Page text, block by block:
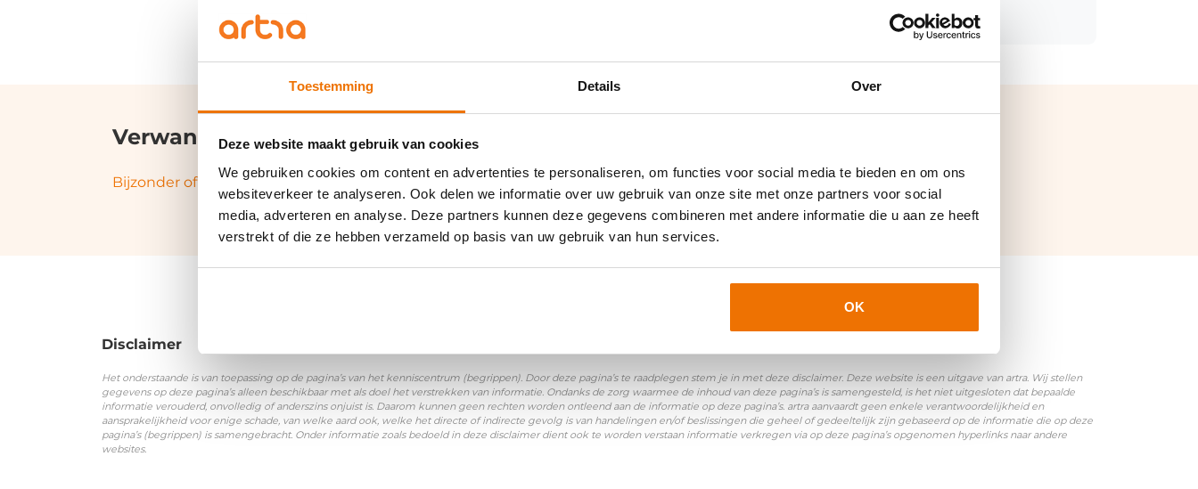
Toestemming Details Over
Deze website maakt gebruik van cookies
We gebruiken cookies om content en advertenties te personaliseren, om functies voor social media te bieden en om ons
websiteverkeer te analyseren. Ook delen we informatie over uw gebruik van onze site met onze partners voor social
media, adverteren en analyse. Deze partners kunnen deze gegevens combineren met andere informatie die u aan ze heeft
verstrekt of die ze hebben verzameld op basis van uw gebruik van hun services.
OK
Verwante termen en synoniemen:
Bijzonder of buitengewoon verlof|Kort verzuim en buitengewoon verlof|Uitzendbeding
Disclaimer
Het onderstaande is van toepassing op de pagina’s van het kenniscentrum (begrippen). Door deze pagina’s te raadplegen stem je in met deze disclaimer. Deze website is een uitgave van artra. Wij stellen
gegevens op deze pagina’s alleen beschikbaar met als doel het verstrekken van informatie. Ondanks de zorg waarmee de inhoud van deze pagina’s is samengesteld, is het niet uitgesloten dat bepaalde
informatie verouderd, onvolledig of anderszins onjuist is. Daarom kunnen geen rechten worden ontleend aan de informatie op deze pagina’s. artra aanvaardt geen enkele verantwoordelijkheid en
aansprakelijkheid voor enige schade, van welke aard ook, welke het directe of indirecte gevolg is van handelingen en/of beslissingen die geheel of gedeeltelijk zijn gebaseerd op de informatie die op deze
pagina’s (begrippen) is samengebracht. Onder informatie zoals bedoeld in deze disclaimer dient ook te worden verstaan informatie verkregen via op deze pagina’s opgenomen hyperlinks naar andere
websites.